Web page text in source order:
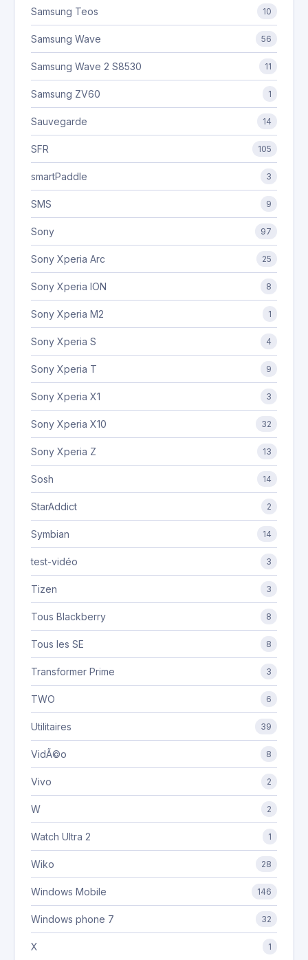
Samsung Teos 10
Samsung Wave 56
Samsung Wave 2 S8530 11
Samsung ZV60 1
Sauvegarde 14
SFR 105
smartPaddle 3
SMS 9
Sony 97
Sony Xperia Arc 25
Sony Xperia ION 8
Sony Xperia M2 1
Sony Xperia S 4
Sony Xperia T 9
Sony Xperia X1 3
Sony Xperia X10 32
Sony Xperia Z 13
Sosh 14
StarAddict 2
Symbian 14
test-vidéo 3
Tizen 3
Tous Blackberry 8
Tous les SE 8
Transformer Prime 3
TWO 6
Utilitaires 39
VidÃ©o 8
Vivo 2
W 2
Watch Ultra 2 1
Wiko 28
Windows Mobile 146
Windows phone 7 32
X 1